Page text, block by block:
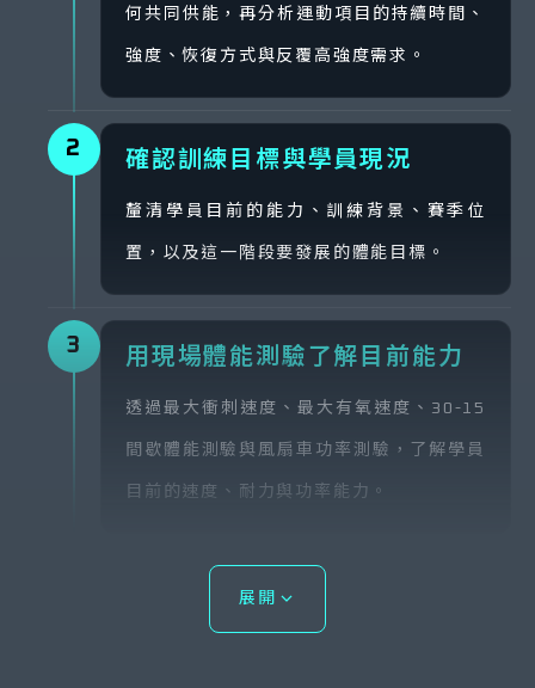
何共同供能，再分析運動項目的持續時間、
強度、恢復方式與反覆高強度需求。
2 確認訓練目標與學員現況
釐清學員目前的能力、訓練背景、賽季位
置，以及這一階段要發展的體能目標。
3 用現場體能測驗了解目前能力
透過最大衝刺速度、最大有氧速度、30-15
間歇體能測驗與風扇車功率測驗，了解學員
目前的速度、耐力與功率能力。
把測驗結果換算成訓練強度
展開